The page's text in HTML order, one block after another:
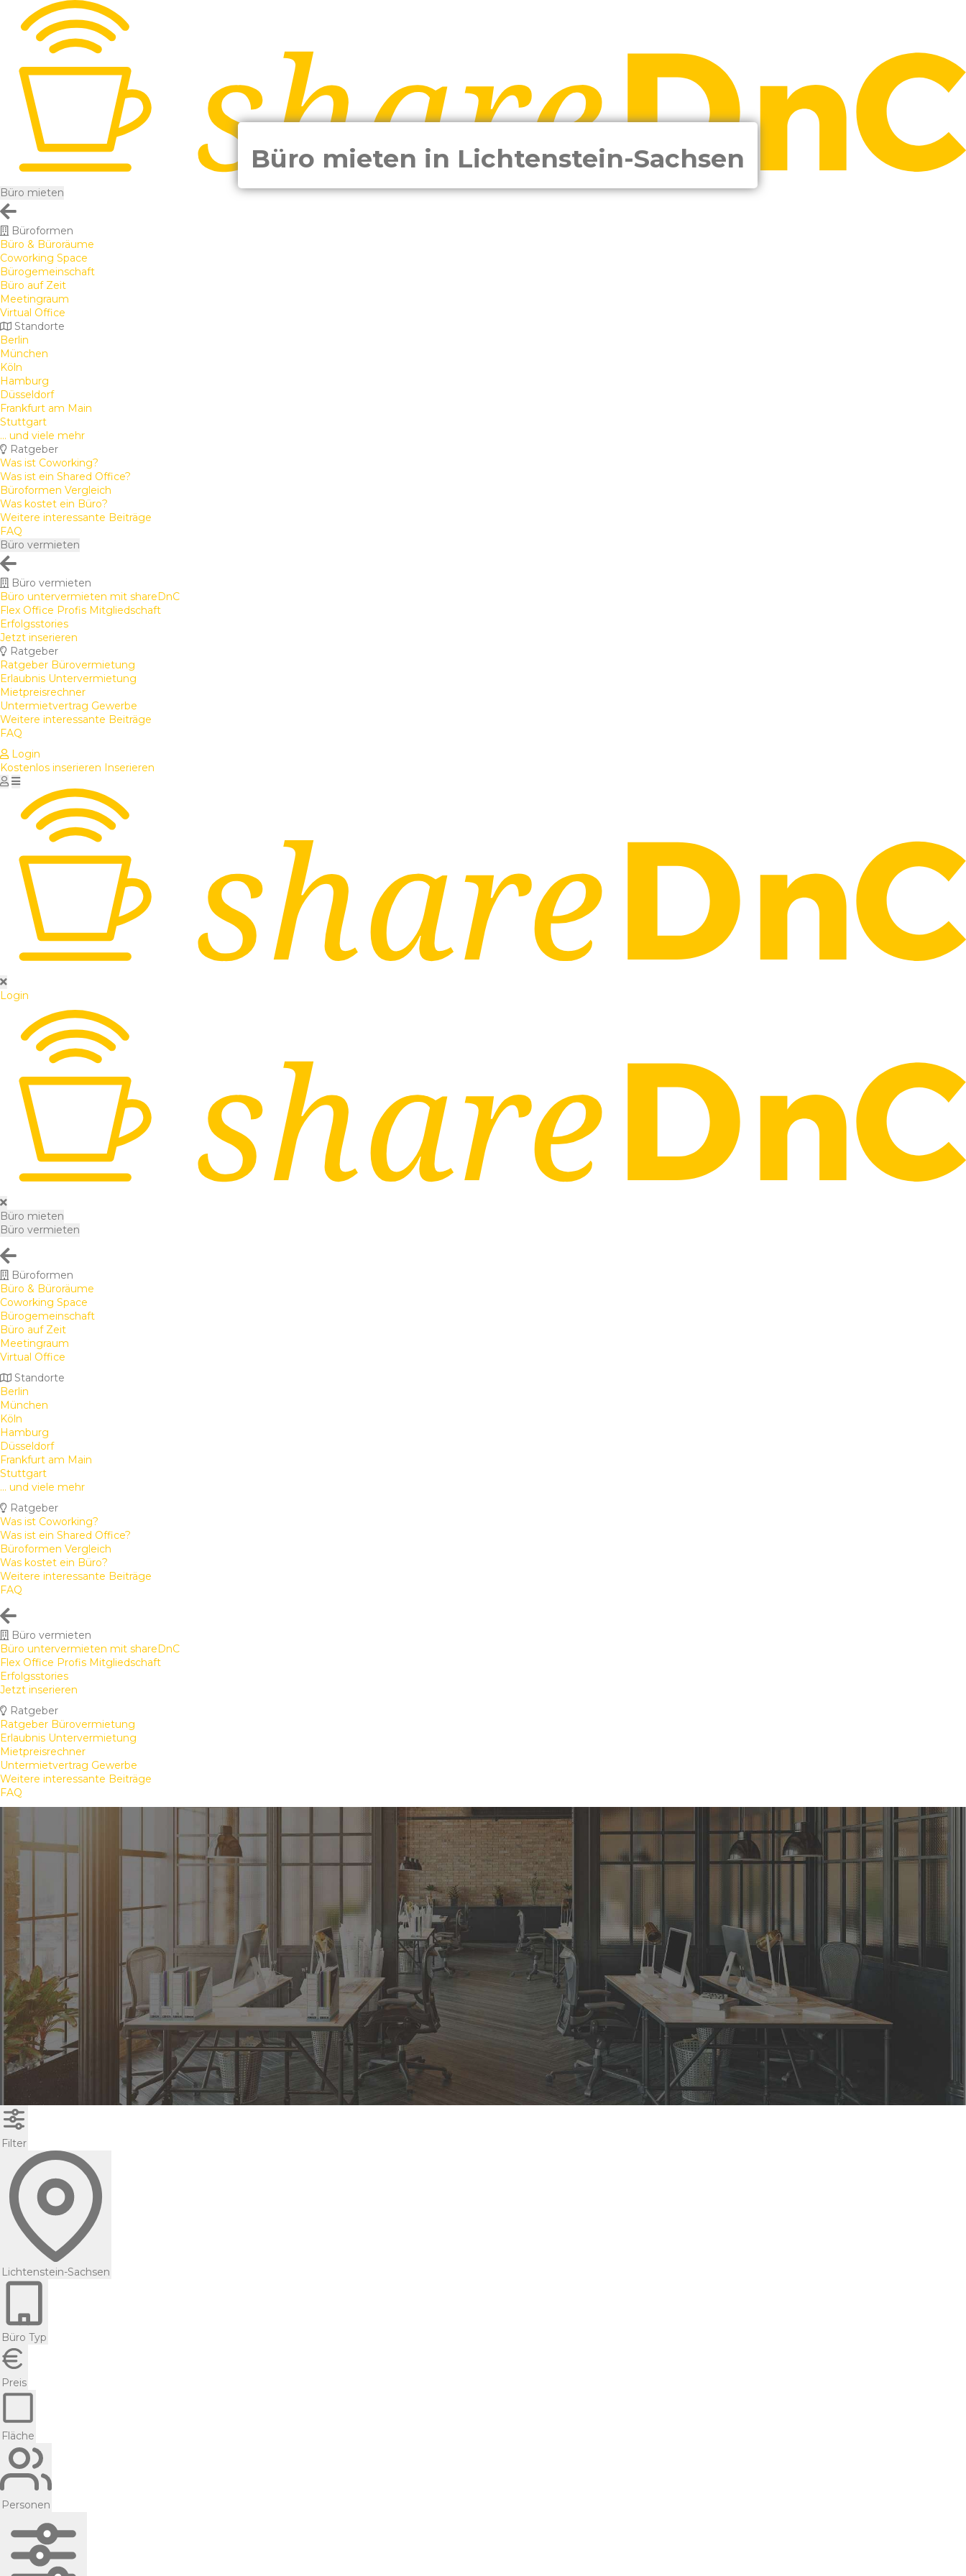
Büro mieten
Büroformen
Büro & Büroräume
Coworking Space
Bürogemeinschaft
Büro auf Zeit
Meetingraum
Virtual Office
Standorte
Berlin
München
Köln
Hamburg
Düsseldorf
Frankfurt am Main
Stuttgart
... und viele mehr
Ratgeber
Was ist Coworking?
Was ist ein Shared Office?
Büroformen Vergleich
Was kostet ein Büro?
Weitere interessante Beiträge
FAQ
Büro vermieten
Büro vermieten
Büro untervermieten mit shareDnC
Flex Office Profis Mitgliedschaft
Erfolgsstories
Jetzt inserieren
Ratgeber
Ratgeber Bürovermietung
Erlaubnis Untervermietung
Mietpreisrechner
Untermietvertrag Gewerbe
Weitere interessante Beiträge
FAQ
Login
Kostenlos inserieren Inserieren
Login
Büro mieten
Büro vermieten
Büroformen
Büro & Büroräume
Coworking Space
Bürogemeinschaft
Büro auf Zeit
Meetingraum
Virtual Office
Standorte
Berlin
München
Köln
Hamburg
Düsseldorf
Frankfurt am Main
Stuttgart
... und viele mehr
Ratgeber
Was ist Coworking?
Was ist ein Shared Office?
Büroformen Vergleich
Was kostet ein Büro?
Weitere interessante Beiträge
FAQ
Büro vermieten
Büro untervermieten mit shareDnC
Flex Office Profis Mitgliedschaft
Erfolgsstories
Jetzt inserieren
Ratgeber
Ratgeber Bürovermietung
Erlaubnis Untervermietung
Mietpreisrechner
Untermietvertrag Gewerbe
Weitere interessante Beiträge
FAQ
Büro mieten in Lichtenstein-Sachsen
Filter
Lichtenstein-Sachsen
Büro Typ
Preis
Fläche
Personen